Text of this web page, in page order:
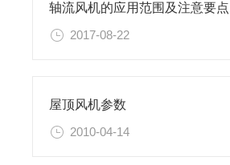
轴流风机的应用范围及注意要点
2017-08-22
屋顶风机参数
2010-04-14